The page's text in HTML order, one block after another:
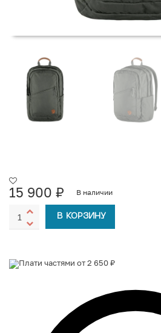
15 900 ₽ В наличии
В КОРЗИНУ
Плати частями от 2 650 ₽